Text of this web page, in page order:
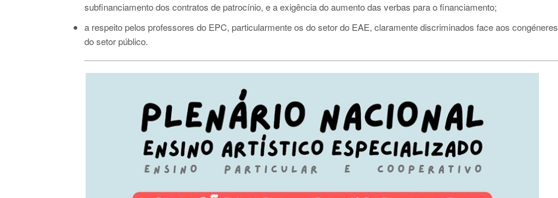
subfinanciamento dos contratos de patrocínio, e a exigência do aumento das verbas para o financiamento;
a respeito pelos professores do EPC, particularmente os do setor do EAE, claramente discriminados face aos congéneres
do setor público.